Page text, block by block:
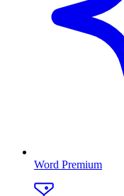
Word Premium